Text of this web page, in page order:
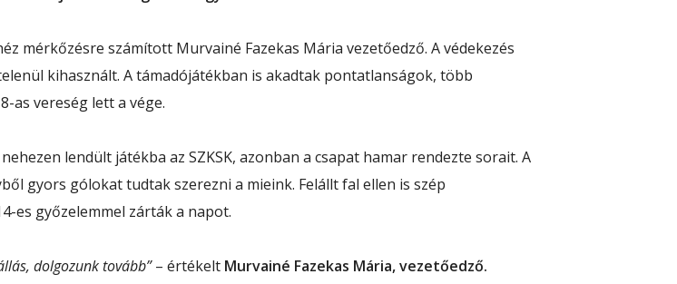
mérkőzésre számított Murvainé Fazekas Mária vezetőedző. A védekezés
kihasznált. A támadójátékban is akadtak pontatlanságok, több
as vereség lett a vége.
lendült játékba az SZKSK, azonban a csapat hamar rendezte sorait. A
gyors gólokat tudtak szerezni a mieink. Felállt fal ellen is szép
es győzelemmel zárták a napot.
dolgozunk tovább”– értékeltMurvainé Fazekas Mária, vezetőedző.